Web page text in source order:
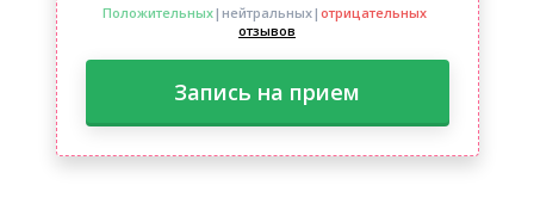
Положительных|нейтральных| отрицательных
отзывов
Запись на прием